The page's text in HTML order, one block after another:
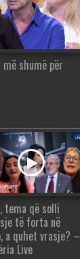
shumë për
tema që solli
të forta në
a quhet vrasje? –
Live